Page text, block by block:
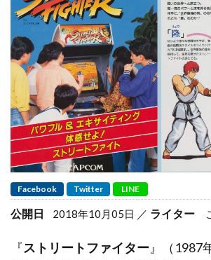
Facebook Twitter LINE
公開日 2018年10月05日 ライター
『ストリートファイター 』（1987